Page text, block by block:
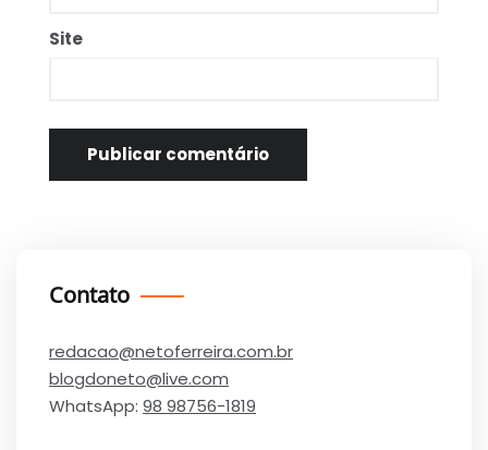
Site
Contato
redacao@netoferreira.com.br
blogdoneto@live.com
WhatsApp: 98 98756-1819